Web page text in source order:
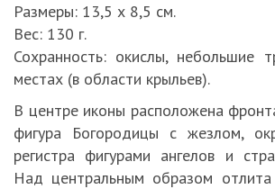
Размеры: 13,5 х 8,5 см.
Вес: 130 г.
Сохранность: окислы, небольшие
местах (в области крыльев).
В центре иконы расположена
фигура Богородицы с жезлом,
регистра фигурами ангелов и
Над центральным образом